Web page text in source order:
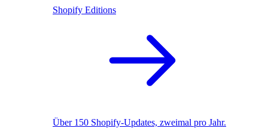
Shopify Editions
Über 150 Shopify-Updates, zweimal pro Jahr.